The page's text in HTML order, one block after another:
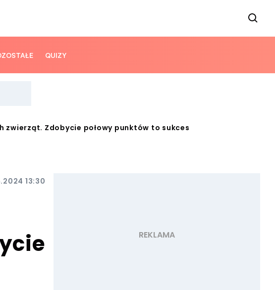
QUIZY
zwierząt. Zdobycie połowy punktów to sukces
13:30